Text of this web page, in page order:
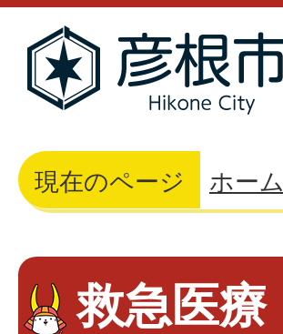
現在のページ ホーム
救急医療